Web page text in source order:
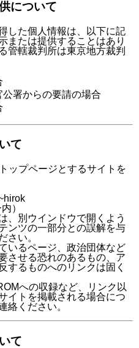
について
した個人情報は、以下に記
または提供することはあり
管轄裁判所は東京地方裁判
署からの要請の場合
て
ップページとするサイトを
）
、別ウインドウで開くよう
ンツの一部分との誤解を与
さい。
いるページ、政治団体など
させる恐れのあるもの、ア
するものへのリンクは固く
への収録など、リンク以
イトを掲載される場合につ
絡ください。
て